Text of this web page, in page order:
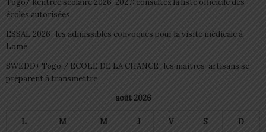
Togo/ Rentrée scolaire 2026-2027: consultez la liste officielle des
écoles autorisées
ESSAL 2026 : les admissibles convoqués pour la visite médicale à
Lomé
SWEDD+ Togo / ECOLE DE LA CHANCE : les maitres-artisans se
préparent à transmettre
août 2026
L M M J V S D